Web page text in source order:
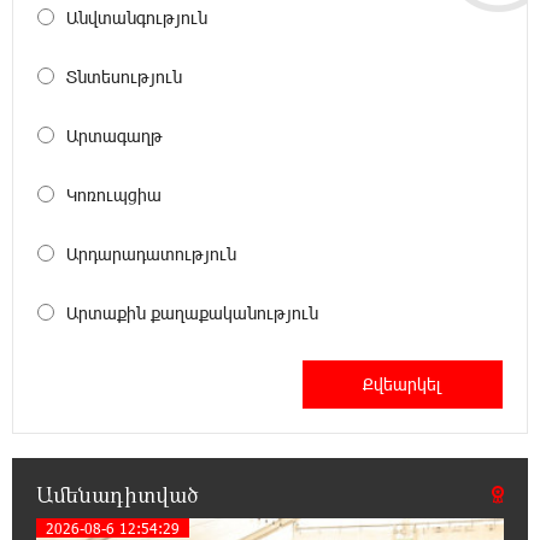
Իրանը պատրաստ է բացել Հորմուզի
հանրապետության պայմանները
փառատոն
Դմիտրի Մեդվեդև. Արևմուտքի
քաղաքականությունը Հայաստանի
նկատմամբ կրկնում է վրացական սցենարը
Ադրբեջանցիների բնակեցումը
Հայաստանում լուրջ վտանգներ է
Անվտանգություն
Տնտեսություն
Արտագաղթ
Կոռուպցիա
Արդարադատություն
Արտաքին քաղաքականություն
Ամենադիտված
2026-08-6 12:54:29